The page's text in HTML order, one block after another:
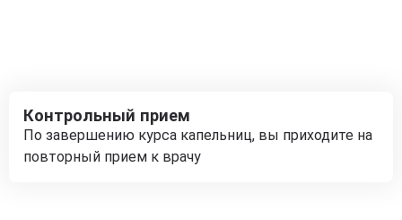
Контрольный прием
По завершению курса капельниц, вы приходите на
повторный прием к врачу